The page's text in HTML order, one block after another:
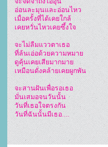
อ่อนละมุนและอ่อนไหว
เมื่อครั้งที่ได้เคยใกล้
เคยหวั่นไหวเคยซึ้งใจ
จะไม่ลืมแววตาเธอ
ที่ล้นเอ่อด้วยความหมาย
ดูคุ้นเคยเสียมากมาย
เหมือนดั่งคล้ายเคยผูกพัน
จะสานฝันเพื่อรอเธอ
มั่นเสมอจนวันนั้น
วันที่เธอใจตรงกัน